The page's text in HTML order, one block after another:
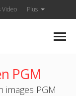
Video Plus
PGM
images PGM